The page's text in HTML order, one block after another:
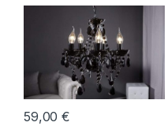
59,00€